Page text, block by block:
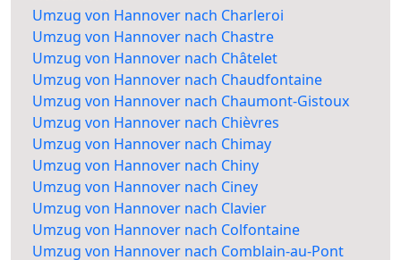
Umzug von Hannover nach Charleroi
Umzug von Hannover nach Chastre
Umzug von Hannover nach Châtelet
Umzug von Hannover nach Chaudfontaine
Umzug von Hannover nach Chaumont-Gistoux
Umzug von Hannover nach Chièvres
Umzug von Hannover nach Chimay
Umzug von Hannover nach Chiny
Umzug von Hannover nach Ciney
Umzug von Hannover nach Clavier
Umzug von Hannover nach Colfontaine
Umzug von Hannover nach Comblain-au-Pont